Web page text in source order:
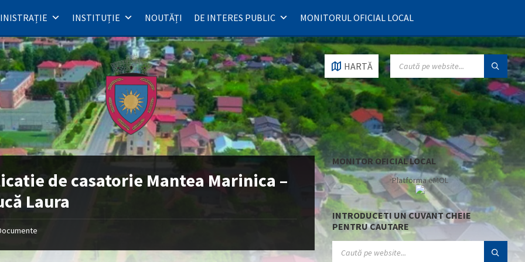
INSTITUȚIE NOUTĂȚI DE INTERES PUBLIC MONITORUL OFICIAL LOCAL
HARTĂ
SEARCH:
de casatorie Mantea Marinica –
Laura
MONITOR OFICIAL LOCAL
Platforma eMOL
INTRODUCETI UN CUVANT CHEIE
PENTRU CAUTARE